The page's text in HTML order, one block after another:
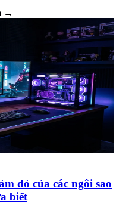
→
đỏ của các ngôi sao
biết